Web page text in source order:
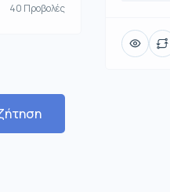
40 Προβολές